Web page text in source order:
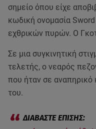
σημείο όπου είχε
κωδική ονομασία
εχθρικών πυρών. Ο
Σε μια συγκινητική
τελετής, ο νεαρός
που ήταν σε αναπηρικό
του.